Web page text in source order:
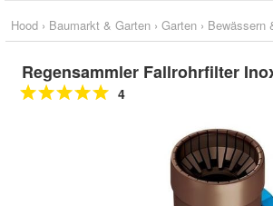
Hood › Baumarkt & Garten › Garten › Bewässern
Regensammler Fallrohrfilter
4